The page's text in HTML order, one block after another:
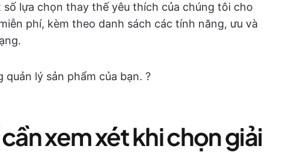
số lựa chọn thay thế yêu thích của chúng tôi cho
phí, kèm theo danh sách các tính năng, ưu và
lý sản phẩm của bạn. ?
xem xét khi chọn giải